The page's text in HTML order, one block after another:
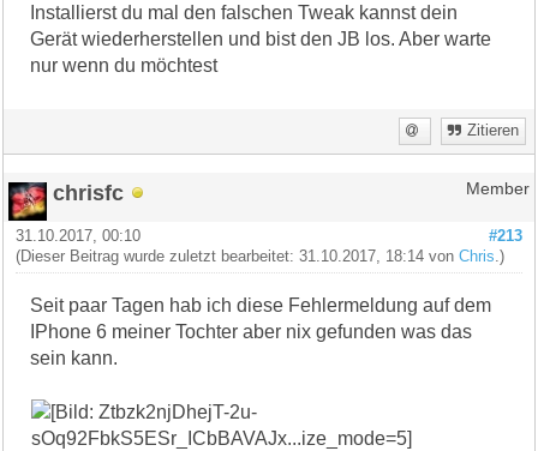
Installierst du mal den falschen Tweak kannst dein
Gerät wiederherstellen und bist den JB los. Aber warte
nur wenn du möchtest
Zitieren
chrisfc Member
#213
31.10.2017, 00:10
(Dieser Beitrag wurde zuletzt bearbeitet: 31.10.2017, 18:14 vonChris .)
Seit paar Tagen hab ich diese Fehlermeldung auf dem
IPhone 6 meiner Tochter aber nix gefunden was das
sein kann.